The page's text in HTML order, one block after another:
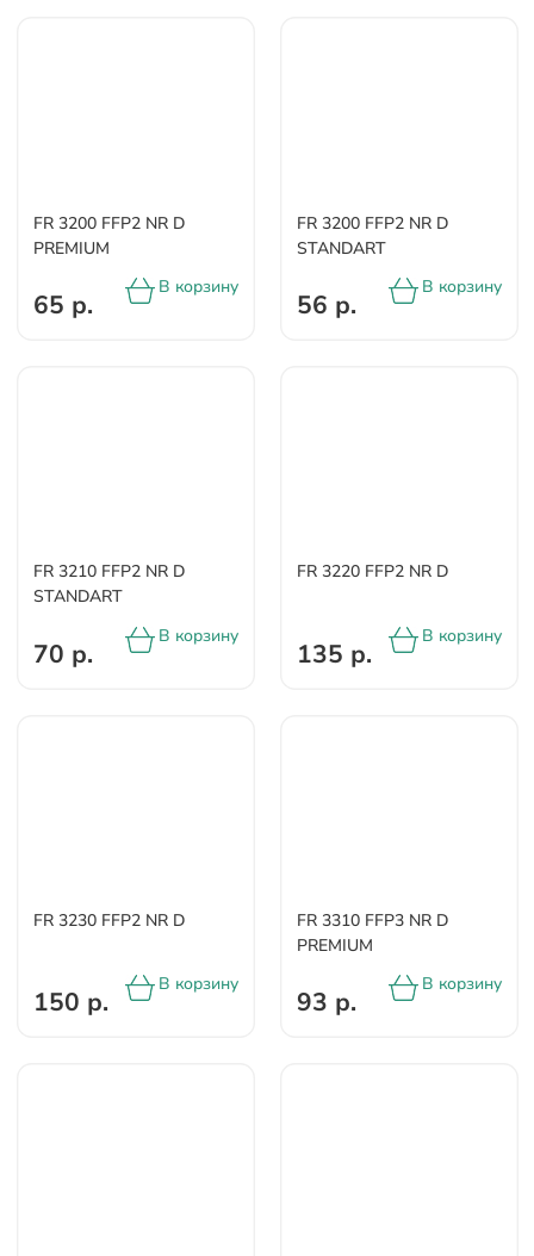
FR 3200 FFP2 NR D
PREMIUM
65 р.
В корзину
FR 3200 FFP2 NR D
STANDART
56 р.
В корзину
FR 3210 FFP2 NR D
STANDART
70 р.
В корзину
FR 3220 FFP2 NR D
135 р.
В корзину
FR 3230 FFP2 NR D
150 р.
В корзину
FR 3310 FFP3 NR D
PREMIUM
93 р.
В корзину